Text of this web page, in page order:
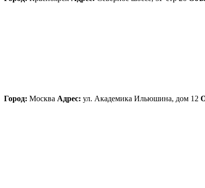
Город: Москва Адрес: ул. Академика Ильюшина, дом 12